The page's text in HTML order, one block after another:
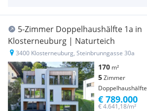
5-Zimmer Doppelhaushälfte 1a in
Klosterneuburg | Naturteich
3400 Klosterneuburg, Steinbrunngasse 30a
170 m²
5Zimmer
Doppelhaushälfte
€ 4.641,18/m²
€ 789.000